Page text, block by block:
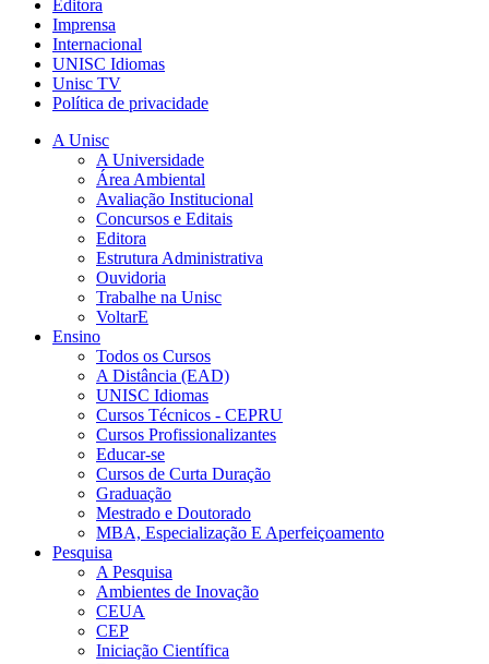
Editora
Imprensa
Internacional
UNISC Idiomas
Unisc TV
Política de privacidade
A Unisc
A Universidade
Área Ambiental
Avaliação Institucional
Concursos e Editais
Editora
Estrutura Administrativa
Ouvidoria
Trabalhe na Unisc
VoltarE
Ensino
Todos os Cursos
A Distância (EAD)
UNISC Idiomas
Cursos Técnicos - CEPRU
Cursos Profissionalizantes
Educar-se
Cursos de Curta Duração
Graduação
Mestrado e Doutorado
MBA, Especialização E Aperfeiçoamento
Pesquisa
A Pesquisa
Ambientes de Inovação
CEUA
CEP
Iniciação Científica